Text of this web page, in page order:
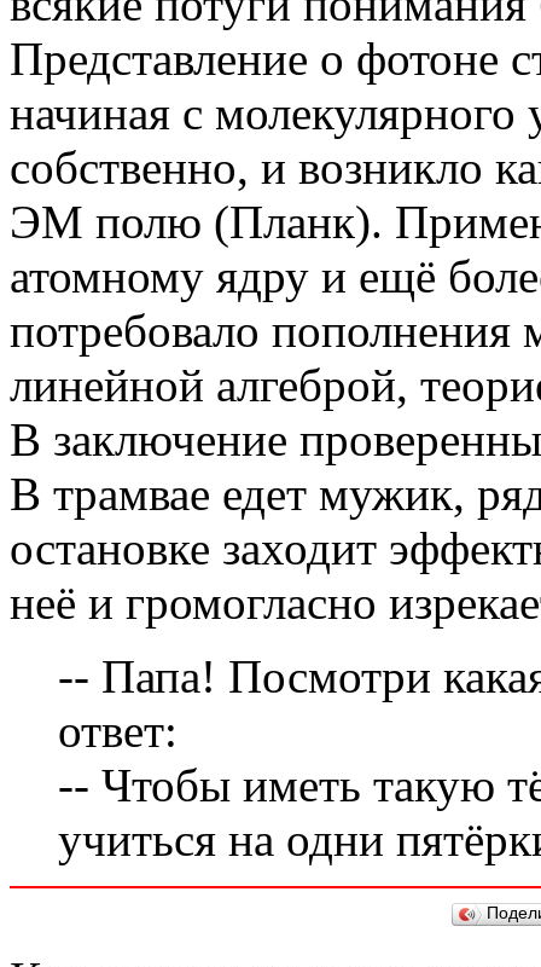
Представление о фотоне
начиная с
собственно, и возникло
ЭМ полю (Планк).
атомному ядру и ещё
потребовало пополнения
линейной алгеброй,
В заключение
В трамвае едет мужик,
остановке заходит
неё и громогласно
-- Папа! Посмотри
ответ:
-- Чтобы иметь такую
учиться на одни